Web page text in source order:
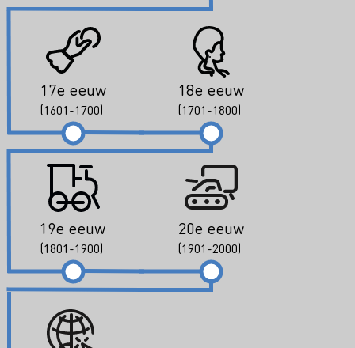
17e eeuw
(1601-1700)
18e eeuw
(1701-1800)
19e eeuw
(1801-1900)
20e eeuw
(1901-2000)